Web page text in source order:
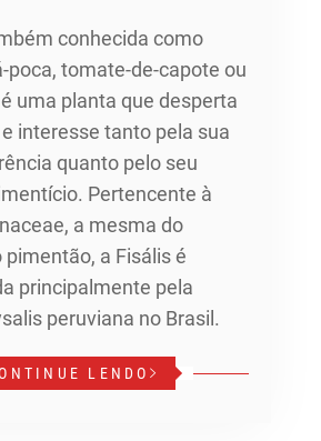
conhecida como
poca, tomate-de-capote ou
uma planta que desperta
interesse tanto pela sua
quanto pelo seu
Pertencente à
a mesma do
a Fisális é
principalmente pela
peruviana no Brasil.
LENDO